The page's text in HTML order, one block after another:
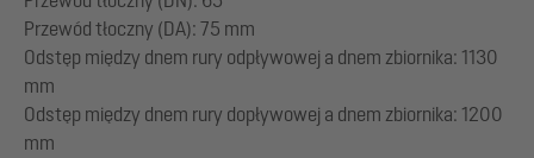
Przewód tłoczny (DA): 75 mm
Odstęp między dnem rury odpływowej a dnem zbiornika: 1130
mm
Odstęp między dnem rury dopływowej a dnem zbiornika: 1200
mm